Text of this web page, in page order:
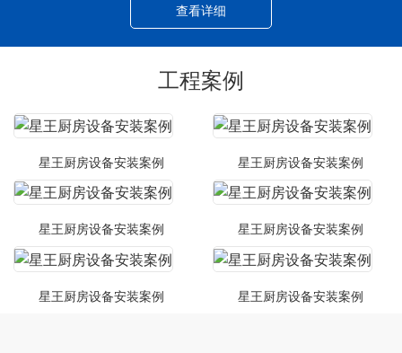
查看详细
工程案例
星王厨房设备安装案例 星王厨房设备安装案例
星王厨房设备安装案例 星王厨房设备安装案例
星王厨房设备安装案例 星王厨房设备安装案例